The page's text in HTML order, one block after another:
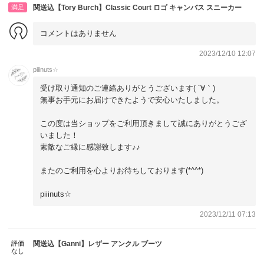
満足 関送込【Tory Burch】Classic Court ロゴ キャンバス スニーカー
コメントはありません
2023/12/10 12:07
piiinuts☆
受け取り通知のご連絡ありがとうございます( ´∀｀)
無事お手元にお届けできたようで安心いたしました。
この度は当ショップをご利用頂きまして誠にありがとうござ
いました！
素敵なご縁に感謝致します♪♪
またのご利用を心よりお待ちしております(*^^*)
piiinuts☆
2023/12/11 07:13
評価
なし
関送込【Ganni】レザー アンクル ブーツ